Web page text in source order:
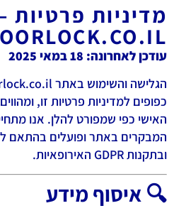
מדיניות פרטיות
עודכן לאחרונה: 18 במאי 2025
כפופים למדיניות פרטיות זו,
האישי כפי שמפורט להלן. אנו
המבקרים באתר ופועלים בהתאם
ובתקנות GDPR האירופאיות.
🔍 איסוף מידע